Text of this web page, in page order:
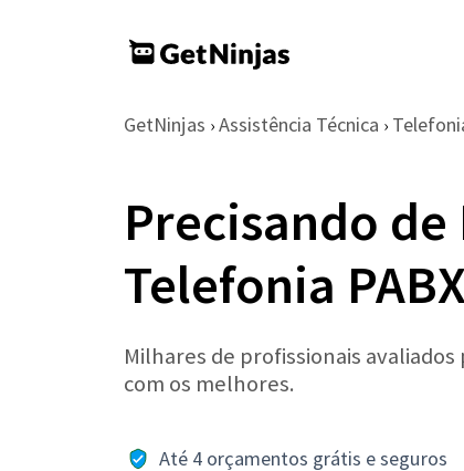
GetNinjas › Assistência Técnica ›
Precisando
Telefonia
Milhares de profissionais
com os melhores.
Até 4 orçamentos grátis e seguros